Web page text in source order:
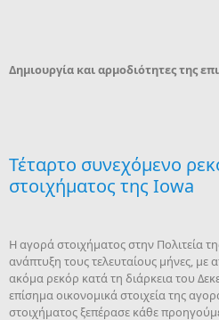
Δημιουργία και αρμοδιότητες της
Τέταρτο συνεχόμενο
στοιχήματος της Iowa
Η αγορά στοιχήματος στην Πολιτεία
ανάπτυξη τους τελευταίους μήνες, με
ακόμα ρεκόρ κατά τη διάρκεια του
επίσημα οικονομικά στοιχεία της
στοιχήματος ξεπέρασε κάθε